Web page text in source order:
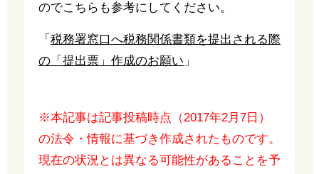
のでこちらも参考にしてください。
「 税務署窓口へ税務関係書類を提出される際
の「提出票」作成のお願い 」
※本記事は記事投稿時点（2017年2月7日）
の法令・情報に基づき作成されたものです。
現在の状況とは異なる可能性があることを予